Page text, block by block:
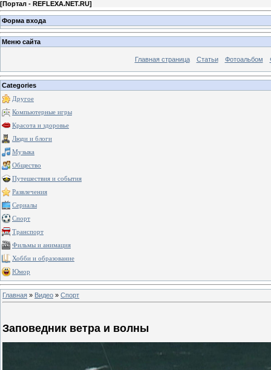
[Портал - REFLEXA.NET.RU]
Форма входа
Меню сайта
Главная страница Статьи Фотоальбом
Categories
Другое
Компьютерные игры
Красота и здоровье
Люди и блоги
Музыка
Общество
Путешествия и события
Развлечения
Сериалы
Спорт
Транспорт
Фильмы и анимация
Хобби и образование
Юмор
Главная » Видео » Спорт
Заповедник ветра и волны